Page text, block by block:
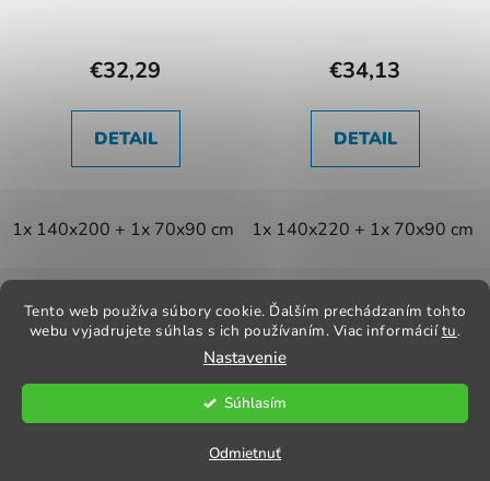
Tento web používa súbory cookie. Ďalším prechádzaním tohto
webu vyjadrujete súhlas s ich používaním. Viac informáciítu.
Nastavenie
Odmietnuť
Súhlasím
€32,29
DETAIL
1x 140x200 + 1x 70x90 cm
€34,13
DETAIL
1x 140x220 + 1x 70x90 cm
Z
Kontakt Obchodné podmienky
Odstúpenie od zmluvy
Reklamačný poriadok Obchodné podmienky
Vytvoril Shoptet
Praktik Textil. Všetky práva vyhradené.